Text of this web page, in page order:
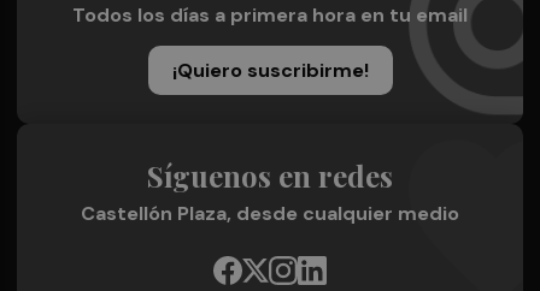
Todos los días a primera hora en tu email
¡Quiero suscribirme!
Síguenos en redes
Castellón Plaza, desde cualquier medio